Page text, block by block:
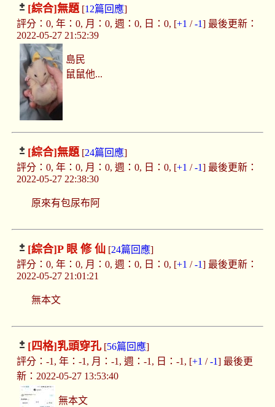
[綜合]無題[12篇回應]
評分：0, 年：0, 月：0, 週：0, 日：0, [+1 /-1] 最後更新：
2022-05-27 21:52:39
島民
鼠鼠他...
[綜合]無題[24篇回應]
評分：0, 年：0, 月：0, 週：0, 日：0, [+1 /-1] 最後更新：
2022-05-27 22:38:30
原來有包尿布阿
[綜合]P 眼 修 仙 [24篇回應]
評分：0, 年：0, 月：0, 週：0, 日：0, [+1 /-1] 最後更新：
2022-05-27 21:01:21
無本文
[四格]乳頭穿孔[56篇回應]
評分：-1, 年：-1, 月：-1, 週：-1, 日：-1, [+1 /-1] 最後更
新：2022-05-27 13:53:40
無本文